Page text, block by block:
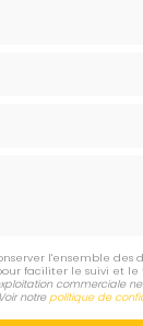
l'ensemble des
faciliter le suivi et
commerciale
notrepolitique de